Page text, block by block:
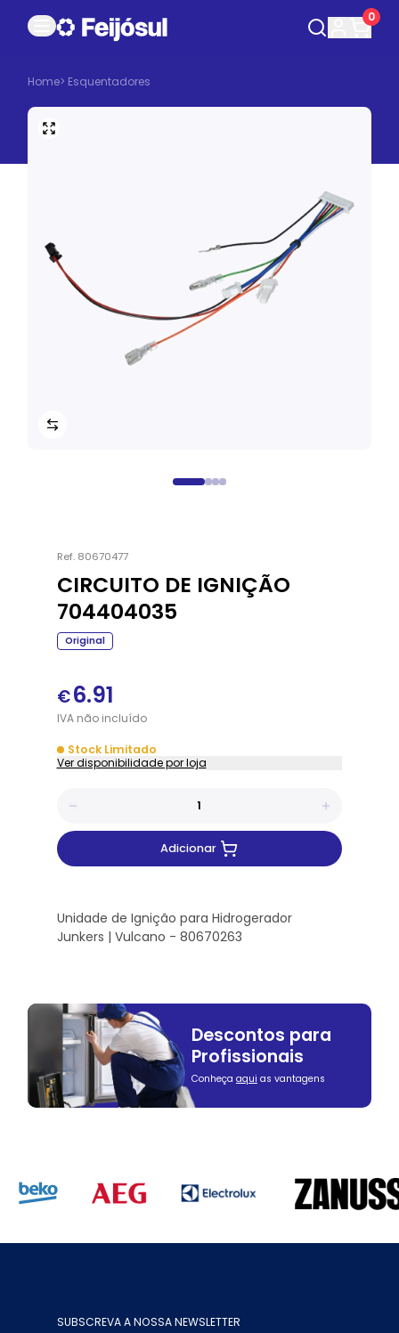
0
Home> Esquentadores
Ref. 80670477
CIRCUITO DE IGNIÇÃO
704404035
Original
€6.91
IVAnãoincluído
Stock Limitado
Ver disponibilidade por loja
Adicionar
Unidade de Ignição para Hidrogerador
Junkers | Vulcano - 80670263
Descontos para
Profissionais
Conheça aqui as vantagens
SUBSCREVA A NOSSA NEWSLETTER